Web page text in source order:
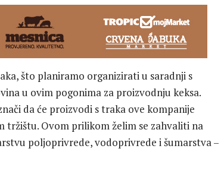
što planiramo organizirati u saradnji s
u ovim pogonima za proizvodnju keksa.
da će proizvodi s traka ove kompanije
tržištu. Ovom prilikom želim se zahvaliti na
poljoprivrede, vodoprivrede i šumarstva –